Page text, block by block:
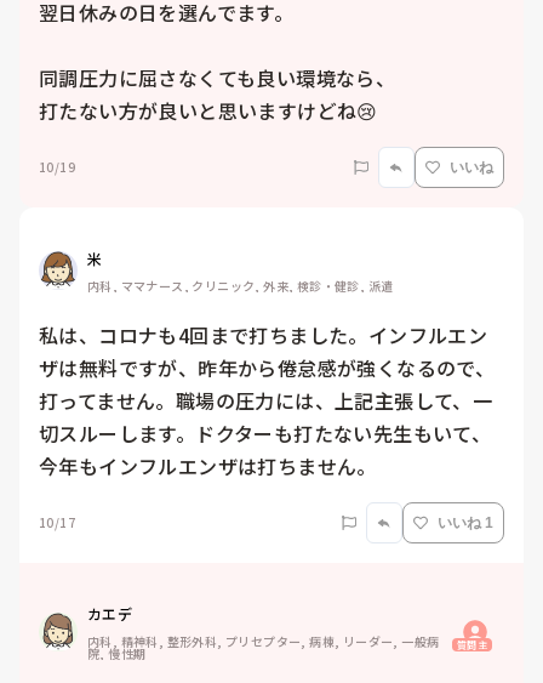
翌日休みの日を選んでます。
同調圧力に屈さなくても良い環境なら、
打たない方が良いと思いますけどね😢
10/19 いいね
米
内科, ママナース, クリニック, 外来, 検診・健診, 派遣
私は、コロナも4回まで打ちました。インフルエン
ザは無料ですが、昨年から倦怠感が強くなるので、
打ってません。職場の圧力には、上記主張して、一
切スルーします。ドクターも打たない先生もいて、
今年もインフルエンザは打ちません。
10/17 いいね 1
カエデ
内科, 精神科, 整形外科, プリセプター, 病棟, リーダー, 一般病
院, 慢性期 質問主